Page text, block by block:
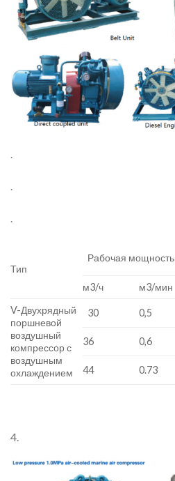
.
.
Тип
Рабочая мощность
м3/ч м3/мин
V-Двухрядный
поршневой
воздушный
компрессор с
воздушным
охлаждением
30 0,5
36 0,6
44 0.73
4.